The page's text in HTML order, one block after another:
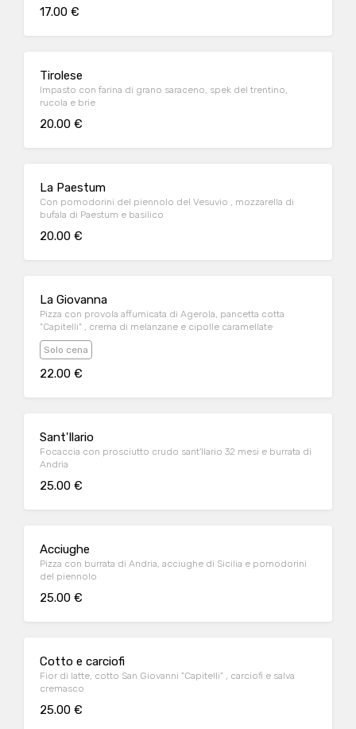
17.00 €
Tirolese
Impasto con farina di grano saraceno, spek del trentino,
rucola e brie
20.00 €
La Paestum
Con pomodorini del piennolo del Vesuvio , mozzarella di
bufala di Paestum e basilico
20.00 €
La Giovanna
Pizza con provola affumicata di Agerola, pancetta cotta
"Capitelli" , crema di melanzane e cipolle caramellate
Solo cena
22.00 €
Sant'Ilario
Focaccia con prosciutto crudo sant'Ilario 32 mesi e burrata di
Andria
25.00 €
Acciughe
Pizza con burrata di Andria, acciughe di Sicilia e pomodorini
del piennolo
25.00 €
Cotto e carciofi
Fior di latte, cotto San Giovanni "Capitelli" , carciofi e salva
cremasco
25.00 €